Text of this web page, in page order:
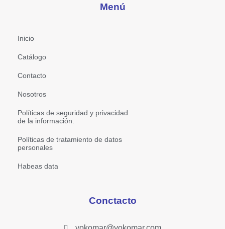
Menú
Inicio
Catálogo
Contacto
Nosotros
Políticas de seguridad y privacidad
de la información.
Políticas de tratamiento de datos
personales
Habeas data
Conctacto